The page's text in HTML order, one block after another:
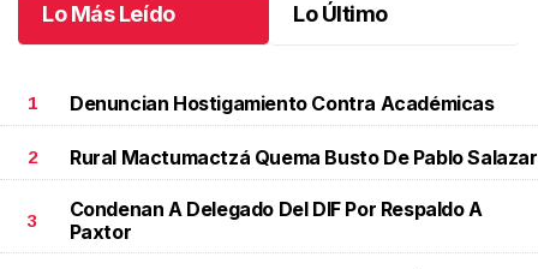
Lo Más Leído Lo Último
1 Denuncian Hostigamiento Contra Académicas
2 Rural Mactumactzá Quema Busto De Pablo Salazar
3
Condenan A Delegado Del DIF Por Respaldo A
Paxtor